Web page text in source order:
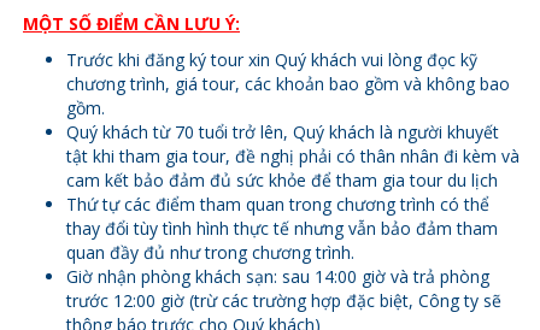
MỘT SỐ ĐIỂM CẦN LƯU Ý:
Trước khi đăng ký tour xin Quý khách vui lòng đọc kỹ
chương trình, giá tour, các khoản bao gồm và không bao
gồm.
Quý khách từ 70 tuổi trở lên, Quý khách là người khuyết
tật khi tham gia tour, đề nghị phải có thân nhân đi kèm và
cam kết bảo đảm đủ sức khỏe để tham gia tour du lịch
Thứ tự các điểm tham quan trong chương trình có thể
thay đổi tùy tình hình thực tế nhưng vẫn bảo đảm tham
quan đầy đủ như trong chương trình.
Giờ nhận phòng khách sạn: sau 14:00 giờ và trả phòng
trước 12:00 giờ (trừ các trường hợp đặc biệt, Công ty sẽ
thông báo trước cho Quý khách)